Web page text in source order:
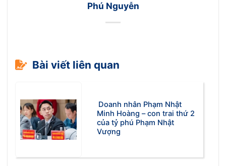
Phú Nguyễn
Bài viết liên quan
Doanh nhân Phạm Nhật
Minh Hoàng – con trai thứ 2
của tỷ phú Phạm Nhật
Vượng